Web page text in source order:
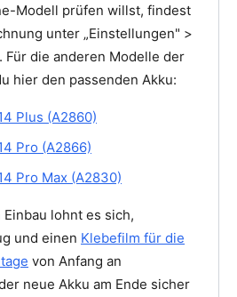
Modell prüfen willst, findest
unter „Einstellungen" >
Für die anderen Modelle der
hier den passenden Akku:
Plus (A2860)
Pro (A2866)
Pro Max (A2830)
lohnt es sich,
und einen Klebefilm für die
von Anfang an
neue Akku am Ende sicher